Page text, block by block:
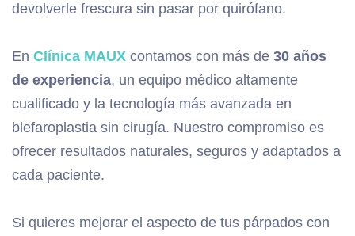
devolverle frescura sin pasar por quirófano.
En Clínica MAUX contamos con más de 30 años
de experiencia, un equipo médico altamente
cualificado y la tecnología más avanzada en
blefaroplastia sin cirugía. Nuestro compromiso es
ofrecer resultados naturales, seguros y adaptados a
cada paciente.
Si quieres mejorar el aspecto de tus párpados con